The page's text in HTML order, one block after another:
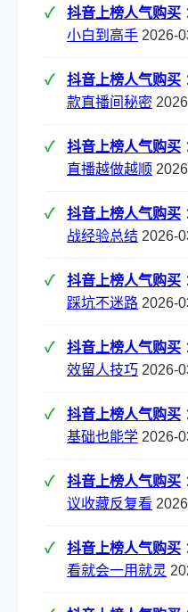
抖音上榜人气购买
小白到高手 2026-
抖音上榜人气购买
款直播间秘密
抖音上榜人气购买
直播越做越顺
抖音上榜人气购买
战经验总结 2026-
抖音上榜人气购买
踩坑不迷路 2026-
抖音上榜人气购买
效留人技巧 2026-
抖音上榜人气购买
基础也能学 2026-
抖音上榜人气购买
议收藏反复看
抖音上榜人气购买
看就会一用就灵